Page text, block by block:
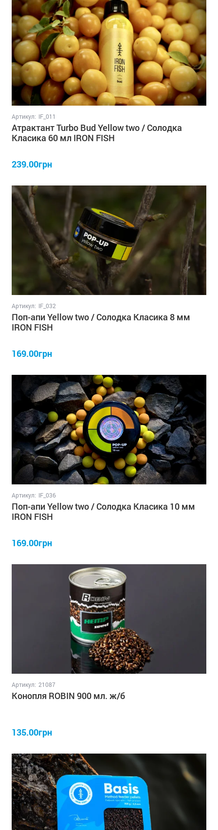
Артикул: IF_011
Атрактант Turbo Bud Yellow two / Солодка
Класика 60 мл IRON FISH
239.00грн
Артикул: IF_032
Поп-апи Yellow two / Солодка Класика 8 мм
IRON FISH
169.00грн
Артикул: IF_036
Поп-апи Yellow two / Солодка Класика 10 мм
IRON FISH
169.00грн
Артикул: 21087
Конопля ROBIN 900 мл. ж/б
135.00грн